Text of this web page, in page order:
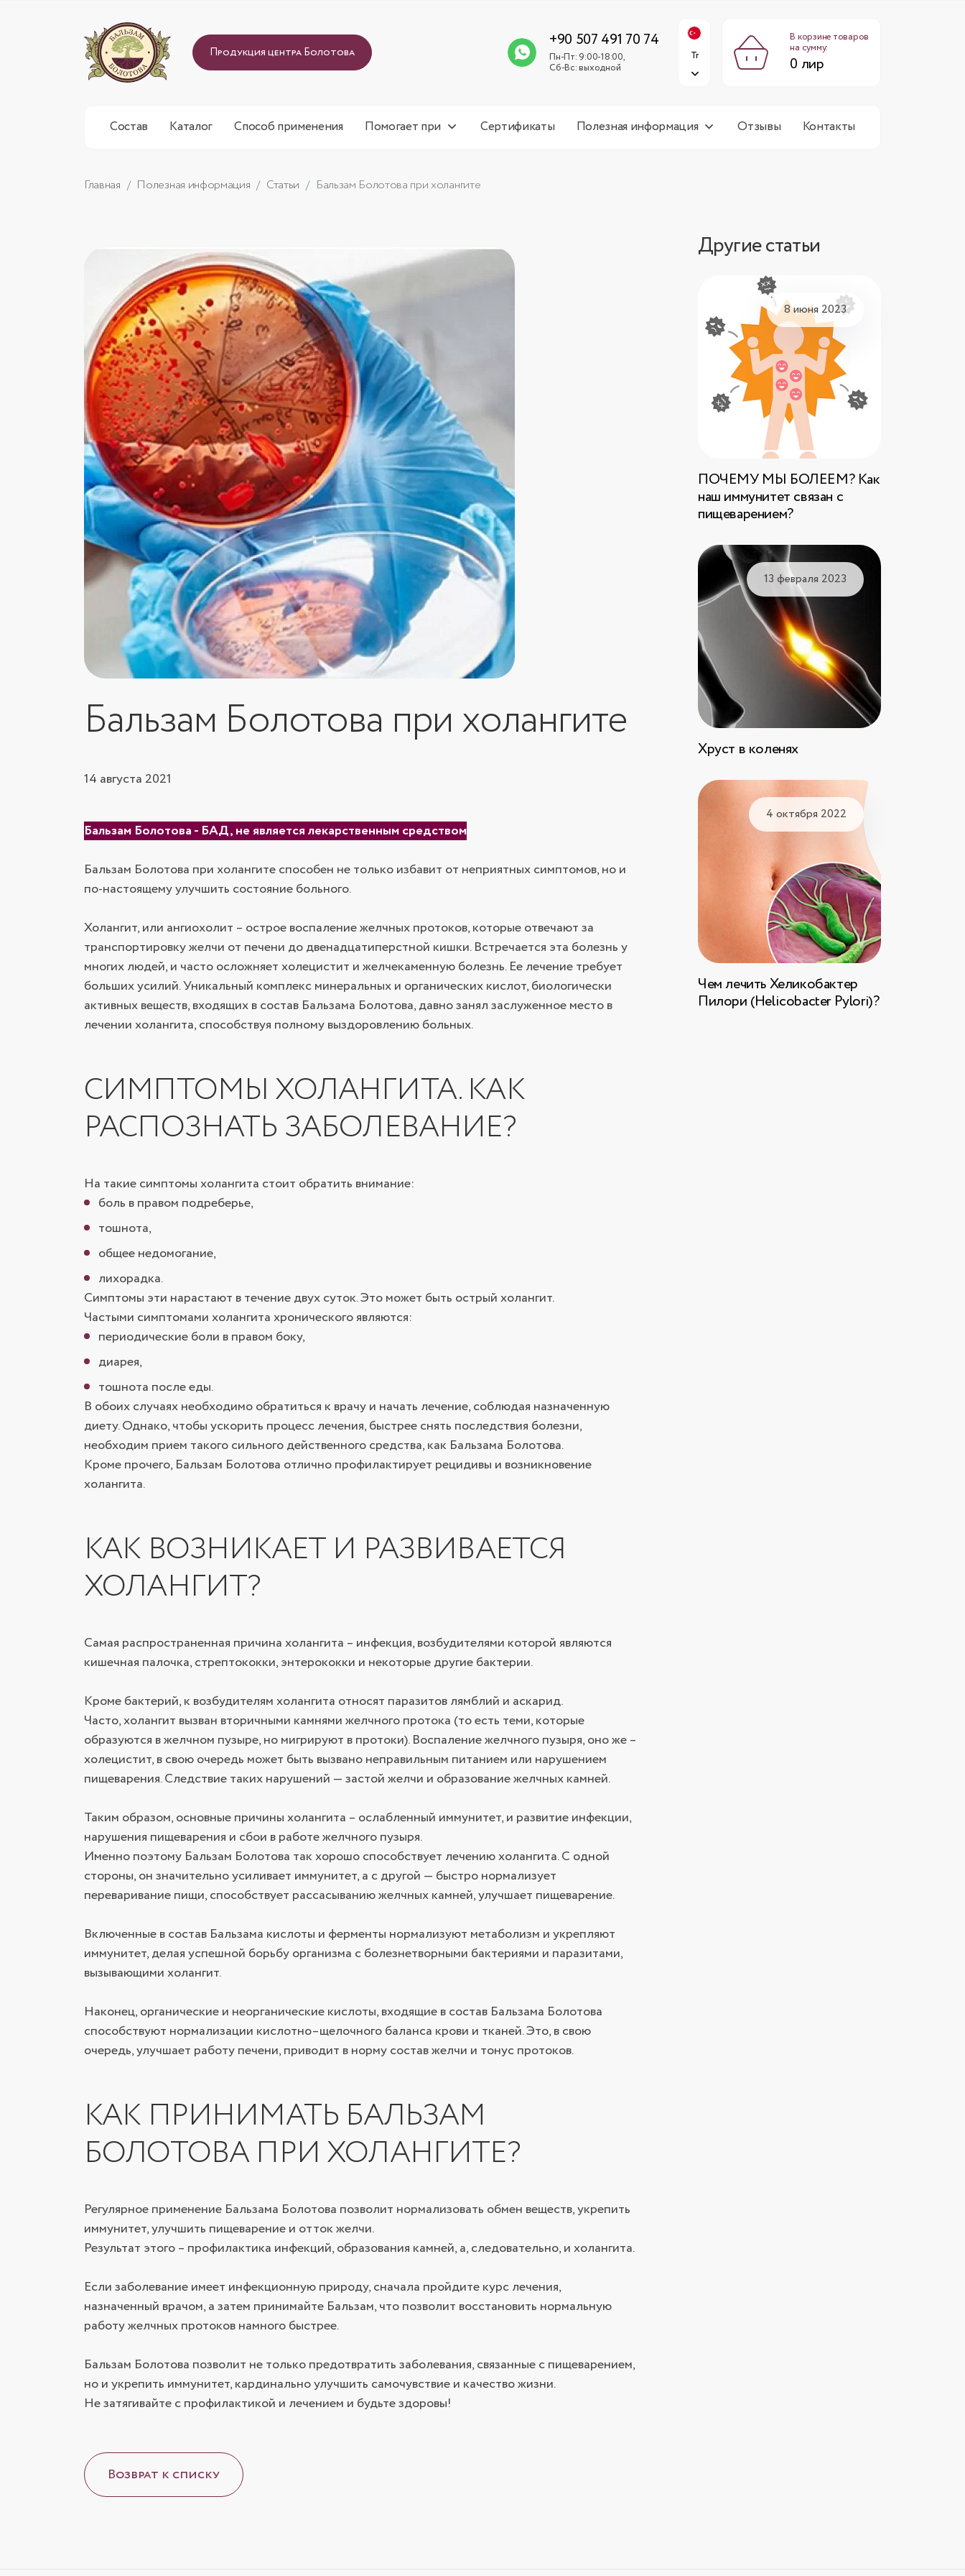
Продукция центра Болотова
+90 507 491 70 74
Пн-Пт: 9:00-18:00,
Сб-Вс: выходной
Tr
В корзине товаров
на сумму:
0 лир
Состав Каталог Способ применения Помогает при Сертификаты Полезная информация Отзывы Контакты
Главная Полезная информация Статьи Бальзам Болотова при холангите
Бальзам Болотова при холангите
14 августа 2021
Бальзам Болотова - БАД, не является лекарственным средством
Бальзам Болотова при холангите способен не только избавит от неприятных симптомов, но и
по-настоящему улучшить состояние больного.
Холангит, или ангиохолит – острое воспаление желчных протоков, которые отвечают за
транспортировку желчи от печени до двенадцатиперстной кишки. Встречается эта болезнь у
многих людей, и часто осложняет холецистит и желчекаменную болезнь. Ее лечение требует
больших усилий. Уникальный комплекс минеральных и органических кислот, биологически
активных веществ, входящих в состав Бальзама Болотова, давно занял заслуженное место в
лечении холангита, способствуя полному выздоровлению больных.
СИМПТОМЫ ХОЛАНГИТА. КАК
РАСПОЗНАТЬ ЗАБОЛЕВАНИЕ?
На такие симптомы холангита стоит обратить внимание:
боль в правом подреберье,
тошнота,
общее недомогание,
лихорадка.
Симптомы эти нарастают в течение двух суток. Это может быть острый холангит.
Частыми симптомами холангита хронического являются:
периодические боли в правом боку,
диарея,
тошнота после еды.
В обоих случаях необходимо обратиться к врачу и начать лечение, соблюдая назначенную
диету. Однако, чтобы ускорить процесс лечения, быстрее снять последствия болезни,
необходим прием такого сильного действенного средства, как Бальзама Болотова.
Кроме прочего, Бальзам Болотова отлично профилактирует рецидивы и возникновение
холангита.
КАК ВОЗНИКАЕТ И РАЗВИВАЕТСЯ
ХОЛАНГИТ?
Самая распространенная причина холангита – инфекция, возбудителями которой являются
кишечная палочка, стрептококки, энтерококки и некоторые другие бактерии.
Кроме бактерий, к возбудителям холангита относят паразитов лямблий и аскарид.
Часто, холангит вызван вторичными камнями желчного протока (то есть теми, которые
образуются в желчном пузыре, но мигрируют в протоки). Воспаление желчного пузыря, оно же –
холецистит, в свою очередь может быть вызвано неправильным питанием или нарушением
пищеварения. Следствие таких нарушений — застой желчи и образование желчных камней.
Таким образом, основные причины холангита – ослабленный иммунитет, и развитие инфекции,
нарушения пищеварения и сбои в работе желчного пузыря.
Именно поэтому Бальзам Болотова так хорошо способствует лечению холангита. С одной
стороны, он значительно усиливает иммунитет, а с другой — быстро нормализует
переваривание пищи, способствует рассасыванию желчных камней, улучшает пищеварение.
Включенные в состав Бальзама кислоты и ферменты нормализуют метаболизм и укрепляют
иммунитет, делая успешной борьбу организма с болезнетворными бактериями и паразитами,
вызывающими холангит.
Наконец, органические и неорганические кислоты, входящие в состав Бальзама Болотова
способствуют нормализации кислотно–щелочного баланса крови и тканей. Это, в свою
очередь, улучшает работу печени, приводит в норму состав желчи и тонус протоков.
КАК ПРИНИМАТЬ БАЛЬЗАМ
БОЛОТОВА ПРИ ХОЛАНГИТЕ?
Регулярное применение Бальзама Болотова позволит нормализовать обмен веществ, укрепить
иммунитет, улучшить пищеварение и отток желчи.
Результат этого – профилактика инфекций, образования камней, а, следовательно, и холангита.
Если заболевание имеет инфекционную природу, сначала пройдите курс лечения,
назначенный врачом, а затем принимайте Бальзам, что позволит восстановить нормальную
работу желчных протоков намного быстрее.
Бальзам Болотова позволит не только предотвратить заболевания, связанные с пищеварением,
но и укрепить иммунитет, кардинально улучшить самочувствие и качество жизни.
Не затягивайте с профилактикой и лечением и будьте здоровы!
Другие статьи
8 июня 2023
ПОЧЕМУ МЫ БОЛЕЕМ? Как
наш иммунитет связан с
пищеварением?
13 февраля 2023
Хруст в коленях
4 октября 2022
Чем лечить Хеликобактер
Пилори (Helicobacter Pylori)?
Возврат к списку